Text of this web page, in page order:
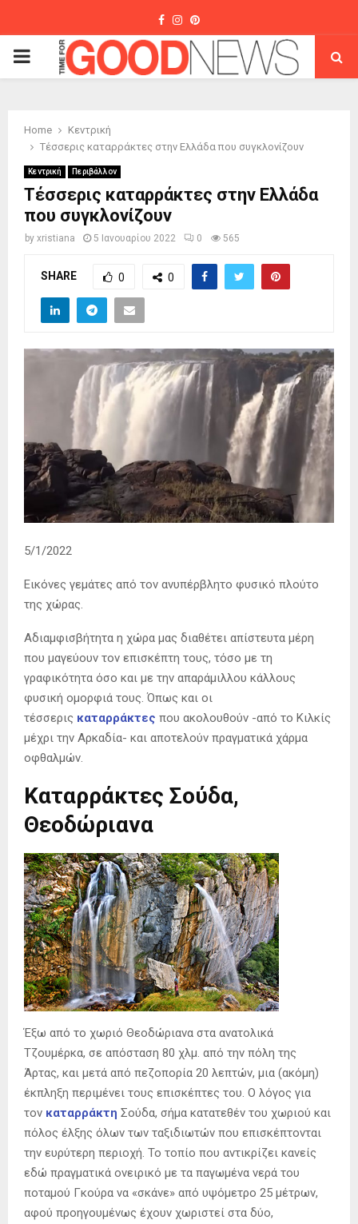
Facebook
Instagram
Pinterest
PRIMARY
Home
Κεντρική
Τέσσερις καταρράκτες στην Ελλάδα που συγκλονίζουν
Κεντρική Περιβάλλον
Τέσσερις καταρράκτες στην Ελλάδα
που συγκλονίζουν
by xristiana 5 Ιανουαρίου 2022 0 565
SHARE 0 0
5/1/2022
Εικόνες γεμάτες από τον ανυπέρβλητο φυσικό πλούτο
της χώρας.
Αδιαμφισβήτητα η χώρα μας διαθέτει απίστευτα μέρη
που μαγεύουν τον επισκέπτη τους, τόσο με τη
γραφικότητα όσο και με την απαράμιλλου κάλλους
φυσική ομορφιά τους. Όπως και οι
τέσσερις καταρράκτες που ακολουθούν -από το Κιλκίς
μέχρι την Αρκαδία- και αποτελούν πραγματικά χάρμα
οφθαλμών.
Καταρράκτες Σούδα,
Θεοδώριανα
Έξω από το χωριό Θεοδώριανα στα ανατολικά
Τζουμέρκα, σε απόσταση 80 χλμ. από την πόλη της
Άρτας, και μετά από πεζοπορία 20 λεπτών, μια (ακόμη)
έκπληξη περιμένει τους επισκέπτες του. Ο λόγος για
τον καταρράκτη Σούδα, σήμα κατατεθέν του χωριού και
πόλος έλξης όλων των ταξιδιωτών που επισκέπτονται
την ευρύτερη περιοχή. Το τοπίο που αντικρίζει κανείς
εδώ πραγματικά ονειρικό με τα παγωμένα νερά του
ποταμού Γκούρα να «σκάνε» από υψόμετρο 25 μέτρων,
αφού προηγουμένως έχουν χωριστεί στα δύο,